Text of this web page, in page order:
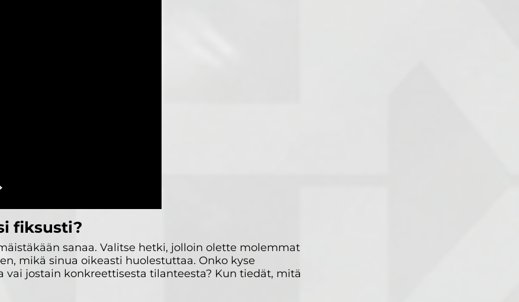
fiksusti?
sanaa. Valitse hetki, jolloin olette molemmat
mikä sinua oikeasti huolestuttaa. Onko kyse
jostain konkreettisesta tilanteesta? Kun tiedät, mitä